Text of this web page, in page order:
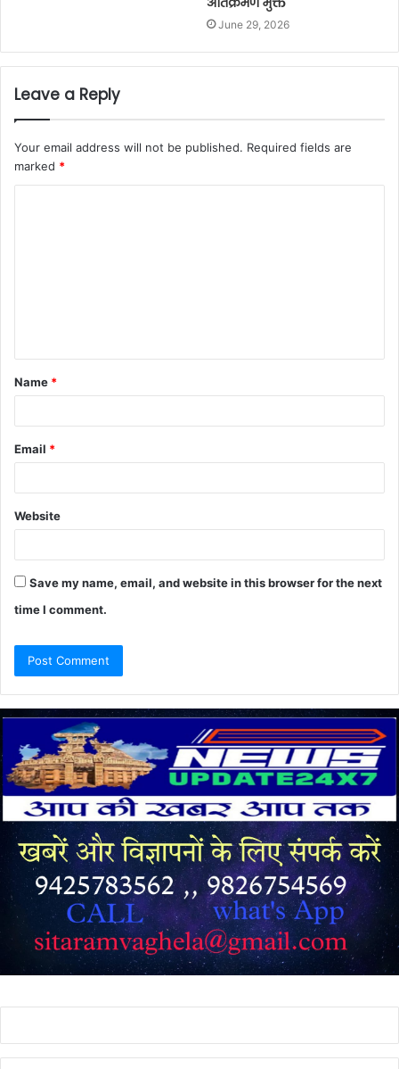
June 29, 2026
Leave a Reply
Your email address will not be published. Required fields are
marked *
t
*
Name *
Email *
Website
Save my name, email, and website in this browser for the next
time I comment.